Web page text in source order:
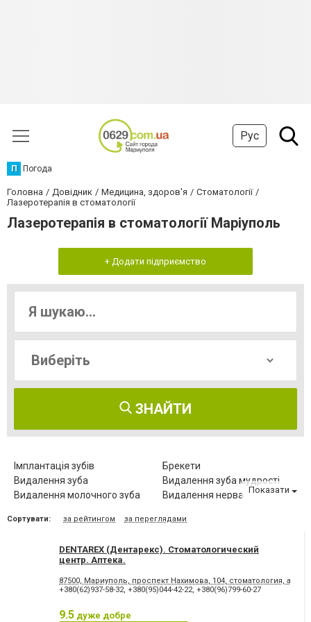
Рус
П Погода
Головна Довідник Медицина, здоров'я
Стоматології
Лазеротерапія в стоматології
Лазеротерапія в стоматології Маріуполь
+ Додати підприємство
ЗНАЙТИ
Імплантація зубів
Брекети
Видалення зуба
Видалення зуба мудрості
Видалення молочного зуба
Видалення нерва
Відбілювання зубів
Вініри
Діагностика зубів
Елайнери
Естетична реставрація
Зубні протези
Клиновидний дефект зубів
Комп'ютерна томографія
Коронка безметалова
Показати
Сортувати: за рейтингом за переглядами
DENTAREX (Дентарекс). Cтоматологический
центр. Аптeкa.
87500, Мариуполь, проспект Нахимова, 104, стоматология,
+380(62)937-58-32, +380(95)044-42-22, +380(96)799-60-27
9.5 дуже добре